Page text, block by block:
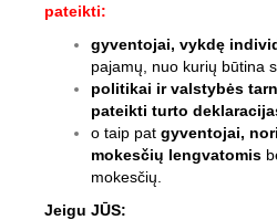
pateikti:
gyventojai, vykdę
pajamų, nuo kurių būtina
politikai ir valstybės
pateikti turto
o taip pat gyventojai,
mokesčių lengvatomis
mokesčių.
Jeigu JŪS: